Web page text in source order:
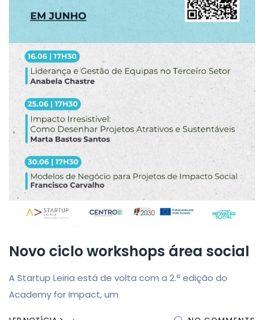
Novo ciclo workshops área social
A Startup Leiria está de volta com a 2.ª edição do
Academy for Impact, um